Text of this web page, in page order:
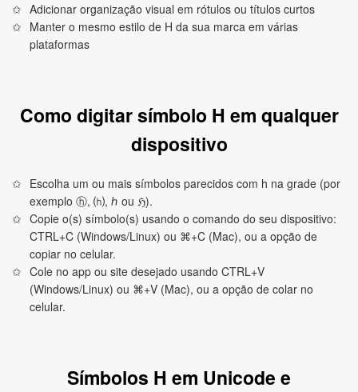
Adicionar organização visual em rótulos ou títulos curtos
Manter o mesmo estilo de H da sua marca em várias
plataformas
Como digitar símbolo H em qualquer
dispositivo
Escolha um ou mais símbolos parecidos com h na grade (por
exemplo ⓗ, ⒣, ℎ ou ℌ).
Copie o(s) símbolo(s) usando o comando do seu dispositivo:
CTRL+C (Windows/Linux) ou ⌘+C (Mac), ou a opção de
copiar no celular.
Cole no app ou site desejado usando CTRL+V
(Windows/Linux) ou ⌘+V (Mac), ou a opção de colar no
celular.
Símbolos H em Unicode e